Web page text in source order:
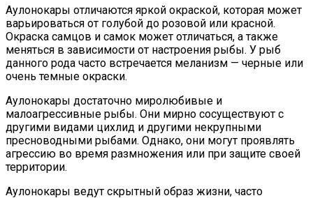
Аулонокары отличаются яркой окраской, которая может
варьироваться от голубой до розовой или красной.
Окраска самцов и самок может отличаться, а также
меняться в зависимости от настроения рыбы. У рыб
данного рода часто встречается меланизм — черные или
очень темные окраски.
Аулонокары достаточно миролюбивые и
малоагрессивные рыбы. Они мирно сосуществуют с
другими видами цихлид и другими некрупными
пресноводными рыбами. Однако, они могут проявлять
агрессию во время размножения или при защите своей
территории.
Аулонокары ведут скрытный образ жизни, часто